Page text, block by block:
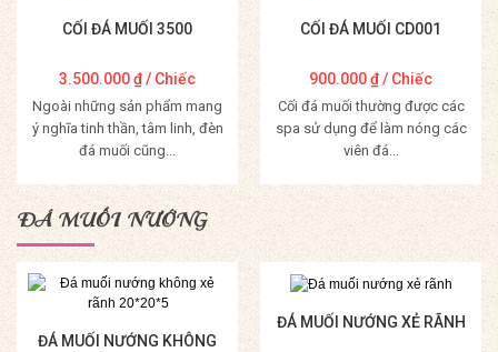
CỐI ĐÁ MUỐI 3500
3.500.000₫/ Chiếc
Ngoài những sản phẩm mang
ý nghĩa tinh thần, tâm linh, đèn
đá muối cũng...
Mua Hàng
CỐI ĐÁ MUỐI CD001
900.000₫/ Chiếc
Cối đá muối thường được các
spa sử dụng để làm nóng các
viên đá...
Mua Hàng
ĐÁ MUỐI NƯỚNG
ĐÁ MUỐI NƯỚNG KHÔNG
ĐÁ MUỐI NƯỚNG XẺ RÃNH